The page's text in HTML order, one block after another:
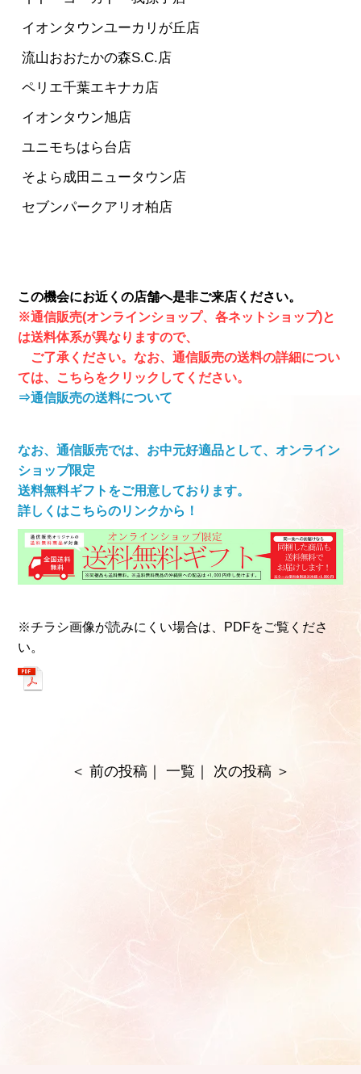
イオンタウンユーカリが丘店
流山おおたかの森S.C.店
ペリエ千葉エキナカ店
イオンタウン旭店
ユニモちはら台店
そよら成田ニュータウン店
セブンパークアリオ柏店
この機会にお近くの店舗へ是非ご来店ください。
※通信販売(オンラインショップ、各ネットショップ)と
は送料体系が異なりますので、
ご了承ください。なお、通信販売の送料の詳細につい
ては、こちらをクリックしてください。
⇒通信販売の送料について
なお、通信販売では、お中元好適品として、オンライン
ショップ限定
送料無料ギフトをご用意しております。
詳しくはこちらのリンクから！
※チラシ画像が読みにくい場合は、 PDFをご覧くださ
い。
＜ 前の投稿 一覧 次の投稿 ＞